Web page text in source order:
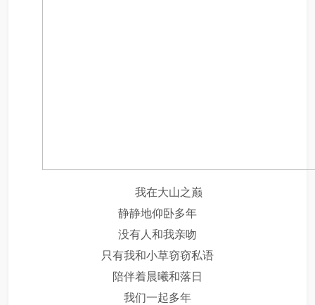
我在大山之巅
静静地仰卧多年
没有人和我亲吻
只有我和小草窃窃私语
陪伴着晨曦和落日
我们一起多年